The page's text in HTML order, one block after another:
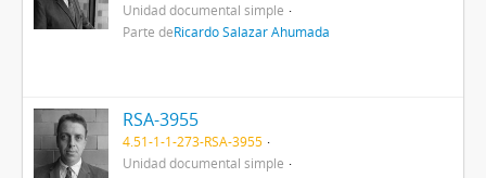
Unidad documental simple
Parte deRicardo Salazar Ahumada
RSA-3955
4.51-1-1-273-RSA-3955
Unidad documental simple